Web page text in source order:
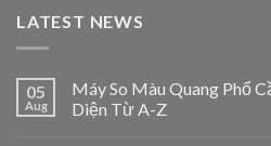
LATEST NEWS
05
Aug
Máy So Màu Quang Phổ
Diện Từ A-Z